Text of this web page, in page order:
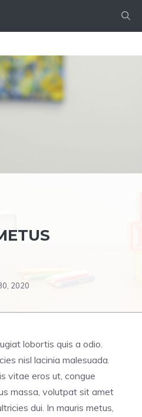
2020
lobortis quis a odio.
nisl lacinia malesuada.
vitae eros ut, congue
massa, volutpat sit amet
dui. In mauris metus,